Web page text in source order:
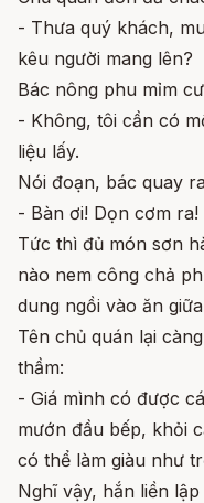
- Thưa quý khách,
kêu người mang lên?
Bác nông phu mỉm
- Không, tôi cần có
liệu lấy.
Nói đoạn, bác quay
- Bàn ơi! Dọn cơm ra!
Tức thì đủ món sơn
nào nem công chả
dung ngồi vào ăn
Tên chủ quán lại
thầm:
- Giá mình có được
mướn đầu bếp, khỏi
có thể làm giàu như
Nghĩ vậy, hắn liền